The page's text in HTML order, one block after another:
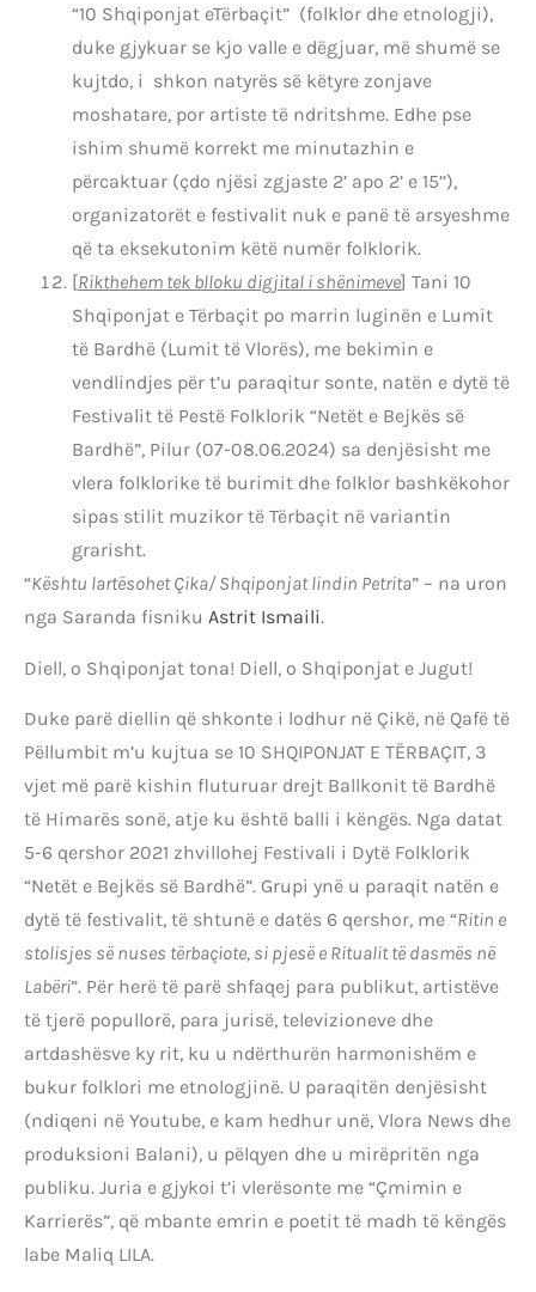
“10 Shqiponjat eTërbaçit” (folklor dhe etnologji),
duke gjykuar se kjo valle e dëgjuar, më shumë se
kujtdo, i shkon natyrës së këtyre zonjave
moshatare, por artiste të ndritshme. Edhe pse
ishim shumë korrekt me minutazhin e
përcaktuar (çdo njësi zgjaste 2’ apo 2’ e 15’’),
organizatorët e festivalit nuk e panë të arsyeshme
që ta eksekutonim këtë numër folklorik.
[Rikthehem tek blloku digjital i shënimeve] Tani 10
Shqiponjat e Tërbaçit po marrin luginën e Lumit
të Bardhë (Lumit të Vlorës), me bekimin e
vendlindjes për t’u paraqitur sonte, natën e dytë të
Festivalit të Pestë Folklorik “Netët e Bejkës së
Bardhë”, Pilur (07-08.06.2024) sa denjësisht me
vlera folklorike të burimit dhe folklor bashkëkohor
sipas stilit muzikor të Tërbaçit në variantin
grarisht.
“Kështu lartësohet Çika/ Shqiponjat lindin Petrita” – na uron
nga Saranda fisniku Astrit Ismaili.
Diell, o Shqiponjat tona! Diell, o Shqiponjat e Jugut!
Duke parë diellin që shkonte i lodhur në Çikë, në Qafë të
Pëllumbit m’u kujtua se 10 SHQIPONJAT E TËRBAÇIT, 3
vjet më parë kishin fluturuar drejt Ballkonit të Bardhë
të Himarës sonë, atje ku është balli i këngës. Nga datat
5-6 qershor 2021 zhvillohej Festivali i Dytë Folklorik
“Netët e Bejkës së Bardhë”. Grupi ynë u paraqit natën e
dytë të festivalit, të shtunë e datës 6 qershor, me “Ritin e
stolisjes së nuses tërbaçiote, si pjesë e Ritualit të dasmës në
Labëri”. Për herë të parë shfaqej para publikut, artistëve
të tjerë popullorë, para jurisë, televizioneve dhe
artdashësve ky rit, ku u ndërthurën harmonishëm e
bukur folklori me etnologjinë. U paraqitën denjësisht
(ndiqeni në Youtube, e kam hedhur unë, Vlora News dhe
produksioni Balani), u pëlqyen dhe u mirëpritën nga
publiku. Juria e gjykoi t’i vlerësonte me “Çmimin e
Karrierës”, që mbante emrin e poetit të madh të këngës
labe Maliq LILA.